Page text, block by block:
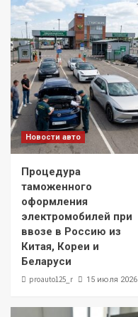
Новости авто
Процедура
таможенного
оформления
электромобилей при
ввозе в Россию из
Китая, Кореи и
Беларуси
proauto125_r 15 июля 2026